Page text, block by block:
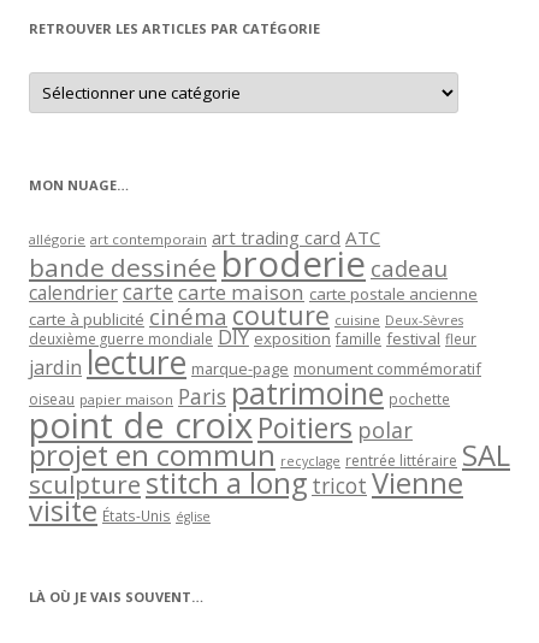
RETROUVER LES ARTICLES PAR CATÉGORIE
Retrouver
les
articles
MON NUAGE…
allégorie art contemporain art trading card ATC
bande dessinée broderie cadeau
calendriercartecarte maison carte postale ancienne
carte à publicité cinéma couture cuisine Deux-Sèvres
deuxième guerre mondiale DIY exposition famille festival fleur
jardin lecture marque-page monument commémoratif
oiseau papier maison Paris patrimoine pochette
point de croixPoitiers polar
projet en commun recyclage rentrée littéraire SAL
sculpturestitch a long tricot Vienne
visite États-Unis église
LÀ OÙ JE VAIS SOUVENT…